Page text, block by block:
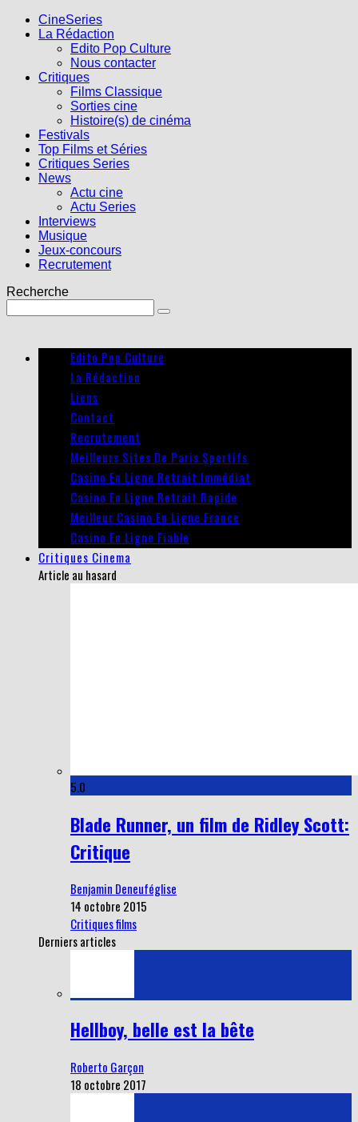
CineSeries
La Rédaction
Edito Pop Culture
Nous contacter
Critiques
Films Classique
Sorties cine
Histoire(s) de cinéma
Festivals
Top Films et Séries
Critiques Series
News
Actu cine
Actu Series
Interviews
Musique
Jeux-concours
Recrutement
Recherche
Edito Pop Culture
La Rédaction
Liens
Contact
Recrutement
Meilleurs Sites De Paris Sportifs
Casino En Ligne Retrait Immédiat
Casino En Ligne Retrait Rapide
Meilleur Casino En Ligne France
Casino En Ligne Fiable
Critiques Cinema
Article au hasard
5.0
Blade Runner, un film de Ridley Scott:
Critique
Benjamin Deneuféglise
14 octobre 2015
Critiques films
Derniers articles
Hellboy, belle est la bête
Roberto Garçon
18 octobre 2017